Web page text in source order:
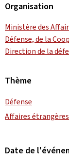
Organisation
Ministère des
Défense, de la
Direction de la
Thème
Défense
Affaires étrangères
Date de